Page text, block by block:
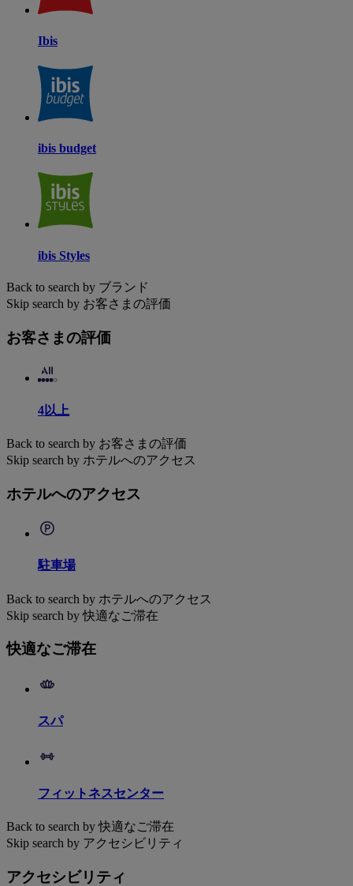
Ibis
ibis budget
ibis Styles
Back to search by ブランド
Skip search by お客さまの評価
お客さまの評価
4以上
Back to search by お客さまの評価
Skip search by ホテルへのアクセス
ホテルへのアクセス
駐車場
Back to search by ホテルへのアクセス
Skip search by 快適なご滞在
快適なご滞在
スパ
フィットネスセンター
Back to search by 快適なご滞在
Skip search by アクセシビリティ
アクセシビリティ